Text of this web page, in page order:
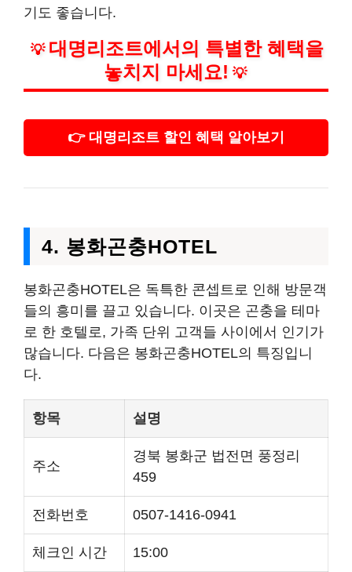
기도 좋습니다.
💡 대명리조트에서의 특별한 혜택을
놓치지 마세요! 💡
👉 대명리조트 할인 혜택 알아보기
4. 봉화곤충HOTEL
봉화곤충HOTEL은 독특한 콘셉트로 인해 방문객
들의 흥미를 끌고 있습니다. 이곳은 곤충을 테마
로 한 호텔로, 가족 단위 고객들 사이에서 인기가
많습니다. 다음은 봉화곤충HOTEL의 특징입니
다.
항목 설명
주소
경북 봉화군 법전면 풍정리
459
전화번호 0507-1416-0941
체크인 시간 15:00